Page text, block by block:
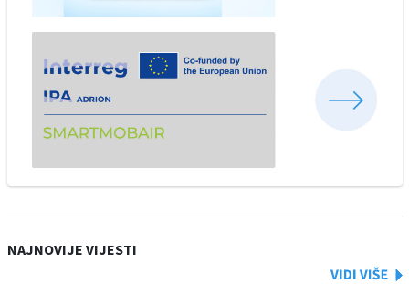
NAJNOVIJE VIJESTI